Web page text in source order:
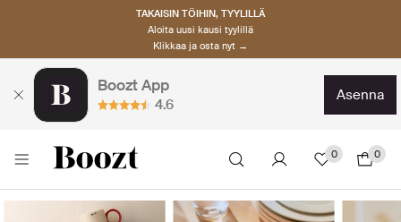
TAKAISIN TÖIHIN, TYYLILLÄ
Aloita uusi kausi tyylillä
Klikkaa ja osta nyt →
Boozt App
4.6
asenna
0 0